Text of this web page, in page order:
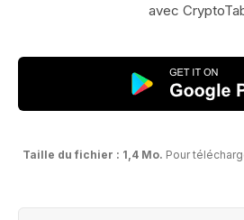
avec
Taille du fichier : 1,4 Mo. Pour